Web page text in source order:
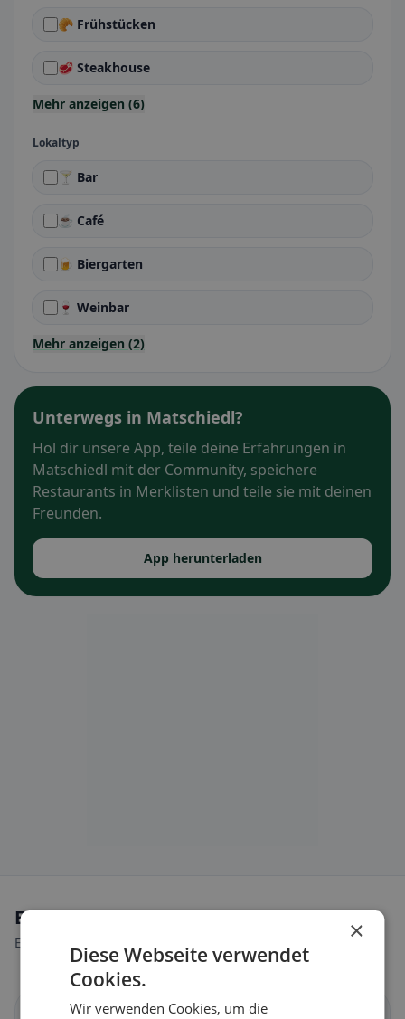
🥐 Frühstücken
🥩 Steakhouse
Mehr anzeigen (6)
Lokaltyp
🍸 Bar
☕ Café
🍺 Biergarten
🍷 Weinbar
Mehr anzeigen (2)
Unterwegs in Matschiedl?
Hol dir unsere App, teile deine Erfahrungen in
Matschiedl mit der Community, speichere
Restaurants in Merklisten und teile sie mit deinen
Freunden.
App herunterladen
Ernährungsweisen in Matschiedl
Entdecke Restaurants passend zu deiner Ernährungsweise.
×
Diese Webseite verwendet
Cookies.
Wir verwenden Cookies, um die